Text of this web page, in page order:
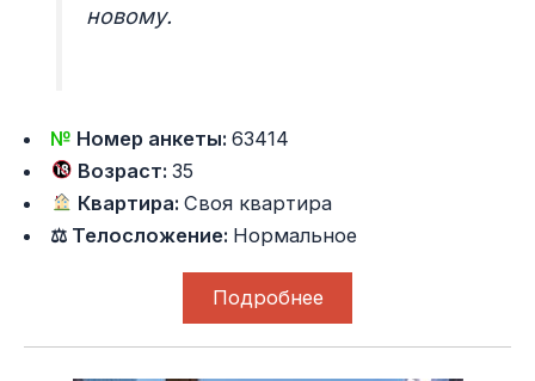
новому.
№ Номер анкеты:63414
Возраст:35
Квартира:Своя квартира
⚖ Телосложение: Нормальное
Подробнее